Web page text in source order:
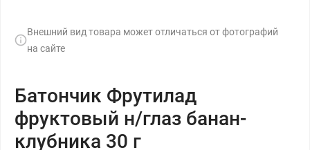
Внешний вид товара может отличаться от фотографий
на сайте
Батончик Фрутилад
фруктовый н/глаз банан-
клубника 30 г